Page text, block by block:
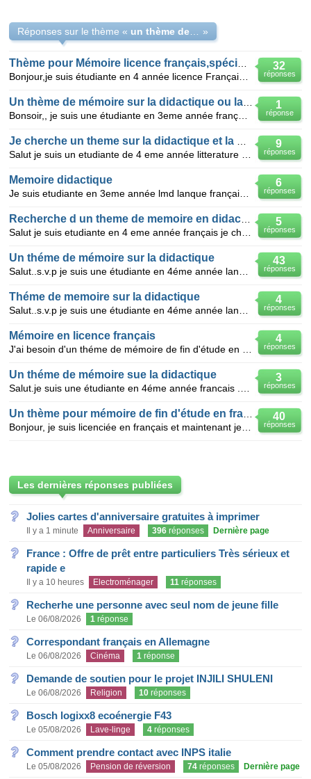
Réponses sur le thème « »
32
réponses
1
réponse
9
réponses
6
réponses
Memoire didactique
5
réponses
43
réponses
Un théme de mémoire sur la didactique
4
réponses
Théme de memoire sur la didactique
4
réponses
Mémoire en licence français
3
réponses
Un théme de mémoire sue la didactique
40
réponses
Les dernières réponses publiées
Jolies cartes d'anniversaire gratuites à imprimer
Il y a 1 minute Anniversaire 396 réponses Dernière page
France : Offre de prêt entre particuliers Très sérieux et
rapide e
Il y a 10 heures Electroménager 11 réponses
Recherhe une personne avec seul nom de jeune fille
Le 06/08/2026 1 réponse
Correspondant français en Allemagne
Le 06/08/2026 Cinéma 1 réponse
Demande de soutien pour le projet INJILI SHULENI
Le 06/08/2026 Religion 10 réponses
Bosch logixx8 ecoénergie F43
Le 05/08/2026 Lave-linge 4 réponses
Comment prendre contact avec INPS italie
Le 05/08/2026 Pension de réversion 74 réponses Dernière page